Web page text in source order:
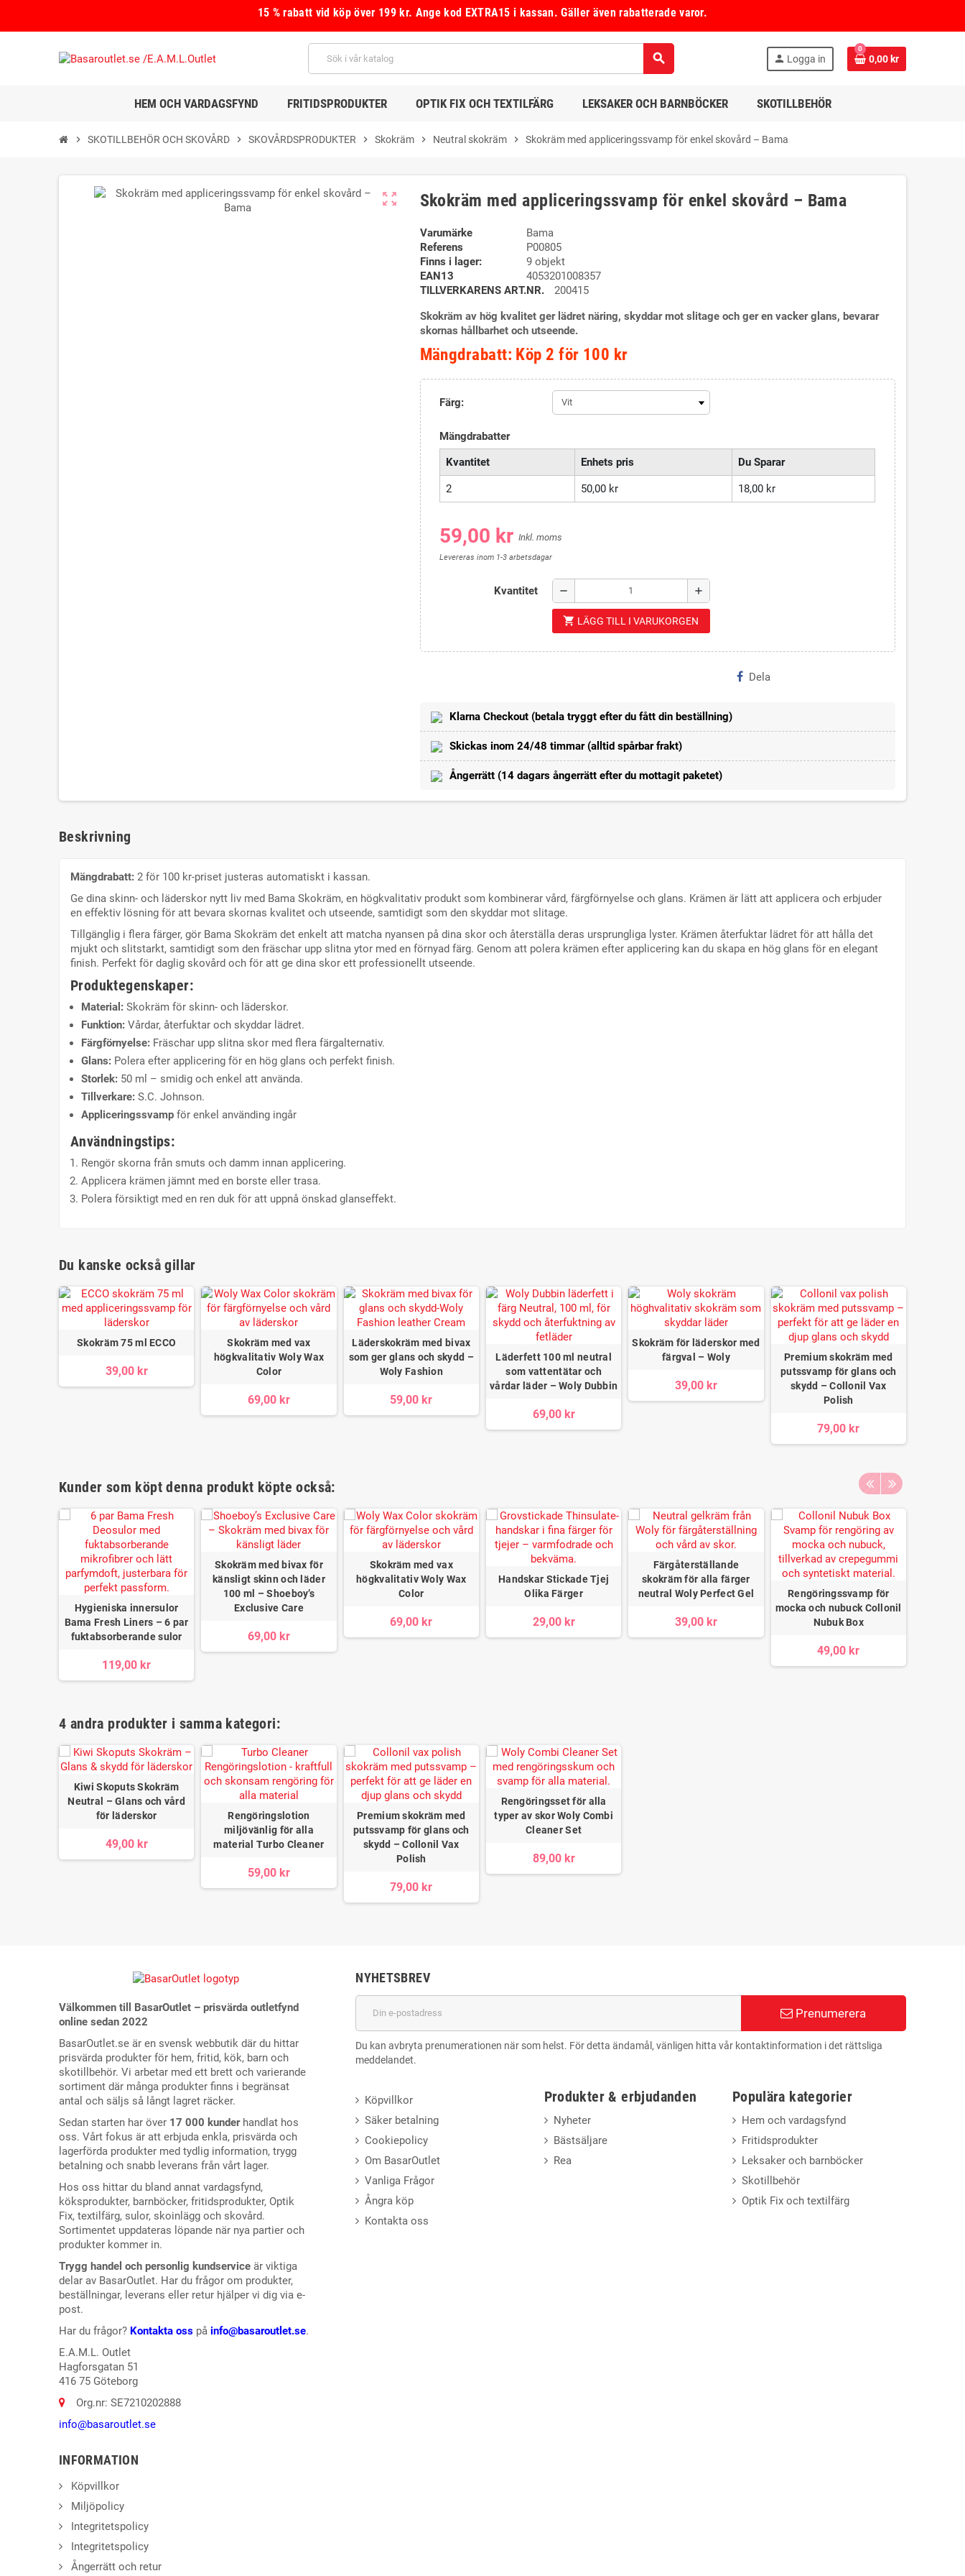
15 % rabatt vid köp över 199 kr. Ange kod EXTRA15 i kassan.Gäller även rabatterade varor.
search person Logga in
0
0,00 kr
HEM OCH VARDAGSFYND FRITIDSPRODUKTER OPTIK FIX OCH TEXTILFÄRG LEKSAKER OCH BARNBÖCKER SKOTILLBEHÖR
chevron_right SKOTILLBEHÖR OCH SKOVÅRD chevron_right SKOVÅRDSPRODUKTER chevron_right Skokräm chevron_right Neutral skokräm chevron_right Skokräm med appliceringssvamp för enkel skovård – Bama
zoom_out_map Skokräm med appliceringssvamp för enkel skovård – Bama
Varumärke
Bama
Referens
P00805
Finns i lager:
9 objekt
EAN13
4053201008357
TILLVERKARENS ART.NR.
200415
Skokräm av hög kvalitet ger lädret näring, skyddar mot slitage och ger en vacker glans, bevarar
skornas hållbarhet och utseende.
Mängdrabatt: Köp 2 för 100 kr
Färg:
Mängdrabatter
Kvantitet
Enhets pris Du Sparar
2 50,00 kr 18,00 kr
59,00 kr Inkl. moms
Levereras inom 1-3 arbetsdagar
Kvantitet remove add
shopping_cart LÄGG TILL I VARUKORGEN
Dela
Klarna Checkout (betala tryggt efter du fått din beställning)
Skickas inom 24/48 timmar (alltid spårbar frakt)
Ångerrätt (14 dagars ångerrätt efter du mottagit paketet)
Beskrivning
Mängdrabatt: 2 för 100 kr-priset justeras automatiskt i kassan.
Ge dina skinn- och läderskor nytt liv med Bama Skokräm, en högkvalitativ produkt som kombinerar vård, färgförnyelse och glans. Krämen är lätt att applicera och erbjuder
en effektiv lösning för att bevara skornas kvalitet och utseende, samtidigt som den skyddar mot slitage.
Tillgänglig i flera färger, gör Bama Skokräm det enkelt att matcha nyansen på dina skor och återställa deras ursprungliga lyster. Krämen återfuktar lädret för att hålla det
mjukt och slitstarkt, samtidigt som den fräschar upp slitna ytor med en förnyad färg. Genom att polera krämen efter applicering kan du skapa en hög glans för en elegant
finish. Perfekt för daglig skovård och för att ge dina skor ett professionellt utseende.
Produktegenskaper:
Material: Skokräm för skinn- och läderskor.
Funktion: Vårdar, återfuktar och skyddar lädret.
Färgförnyelse: Fräschar upp slitna skor med flera färgalternativ.
Glans: Polera efter applicering för en hög glans och perfekt finish.
Storlek: 50 ml – smidig och enkel att använda.
Tillverkare: S.C. Johnson.
Appliceringssvamp för enkel använding ingår
Användningstips:
Rengör skorna från smuts och damm innan applicering.
Applicera krämen jämnt med en borste eller trasa.
Polera försiktigt med en ren duk för att uppnå önskad glanseffekt.
Du kanske också gillar
Skokräm 75 ml ECCO
39,00 kr
Skokräm med vax
högkvalitativ Woly Wax
Color
69,00 kr
Läderskokräm med bivax
som ger glans och skydd –
Woly Fashion
59,00 kr
Läderfett 100 ml neutral
som vattentätar och
vårdar läder – Woly Dubbin
69,00 kr
Skokräm för läderskor med
färgval – Woly
39,00 kr
Premium skokräm med
putssvamp för glans och
skydd – Collonil Vax
Polish
79,00 kr
Kunder som köpt denna produkt köpte också:
Hygieniska innersulor
Bama Fresh Liners – 6 par
fuktabsorberande sulor
119,00 kr
Skokräm med bivax för
känsligt skinn och läder
100 ml – Shoeboy’s
Exclusive Care
69,00 kr
Skokräm med vax
högkvalitativ Woly Wax
Color
69,00 kr
Handskar Stickade Tjej
Olika Färger
29,00 kr
Färgåterställande
skokräm för alla färger
neutral Woly Perfect Gel
39,00 kr
Rengöringssvamp för
mocka och nubuck Collonil
Nubuk Box
49,00 kr
4 andra produkter i samma kategori:
Kiwi Skoputs Skokräm
Neutral – Glans och vård
för läderskor
49,00 kr
Rengöringslotion
miljövänlig för alla
material Turbo Cleaner
59,00 kr
Premium skokräm med
putssvamp för glans och
skydd – Collonil Vax
Polish
79,00 kr
Rengöringsset för alla
typer av skor Woly Combi
Cleaner Set
89,00 kr
Välkommen till BasarOutlet – prisvärda outletfynd
online sedan 2022
BasarOutlet.se är en svensk webbutik där du hittar
prisvärda produkter för hem, fritid, kök, barn och
skotillbehör. Vi arbetar med ett brett och varierande
sortiment där många produkter finns i begränsat
antal och säljs så långt lagret räcker.
Sedan starten har över 17 000 kunderhandlat hos
oss. Vårt fokus är att erbjuda enkla, prisvärda och
lagerförda produkter med tydlig information, trygg
betalning och snabb leverans från vårt lager.
Hos oss hittar du bland annat vardagsfynd,
köksprodukter, barnböcker, fritidsprodukter, Optik
Fix, textilfärg, sulor, skoinlägg och skovård.
Sortimentet uppdateras löpande när nya partier och
produkter kommer in.
Trygg handel och personlig kundservice är viktiga
delar av BasarOutlet. Har du frågor om produkter,
beställningar, leverans eller retur hjälper vi dig via e-
post.
Har du frågor? Kontakta oss på info@basaroutlet.se.
E.A.M.L. Outlet
Hagforsgatan 51
416 75 Göteborg
Org.nr: SE7210202888
info@basaroutlet.se
NYHETSBREV
Prenumerera
Du kan avbryta prenumerationen när som helst. För detta ändamål, vänligen hitta vår kontaktinformation i det rättsliga
meddelandet.
Köpvillkor
Säker betalning
Cookiepolicy
Om BasarOutlet
Vanliga Frågor
Ångra köp
Kontakta oss
Produkter & erbjudanden
Nyheter
Bästsäljare
Rea
Populära kategorier
Hem och vardagsfynd
Fritidsprodukter
Leksaker och barnböcker
Skotillbehör
Optik Fix och textilfärg
INFORMATION
Köpvillkor
Miljöpolicy
Integritetspolicy
Integritetspolicy
Ångerrätt och retur